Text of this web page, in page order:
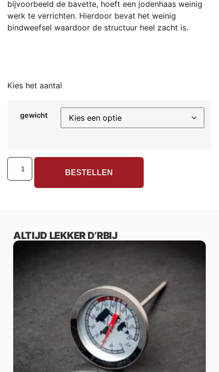
bijvoorbeeld de bavette, hoeft een jodenhaas weinig
werk te verrichten. Hierdoor bevat het weinig
bindweefsel waardoor de structuur heel zacht is.
Kies het aantal
gewicht
BESTELLEN
ALTIJD LEKKER D’RBIJ